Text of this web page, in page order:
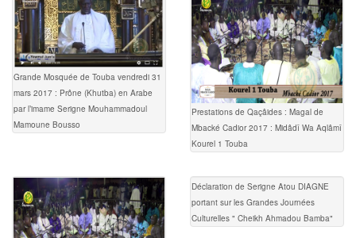
Grande Mosquée de Touba vendredi 31
mars 2017 : Prône (Khutba) en Arabe
par l’imame Serigne Mouhammadoul
Mamoune Bousso
Prestations de Qaçâides : Magal de
Mbacké Cadior 2017 : Midâdî Wa Aqlâmî
Kourel 1 Touba
Déclaration de Serigne Atou DIAGNE
portant sur les Grandes Journées
Culturelles " Cheikh Ahmadou Bamba"